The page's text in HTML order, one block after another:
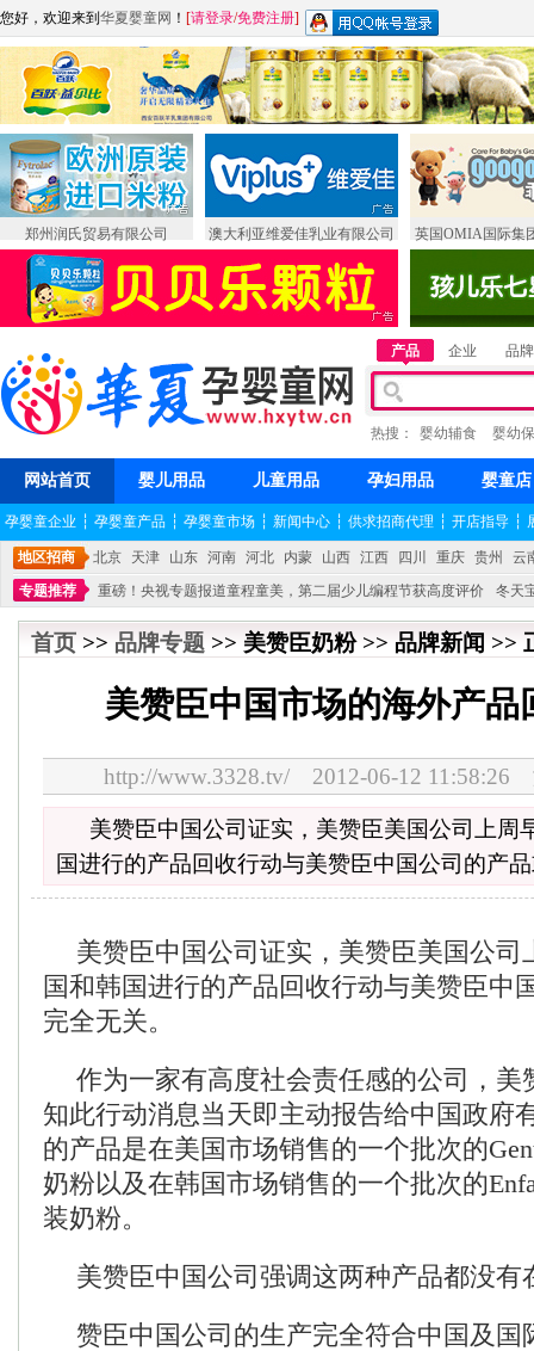
您好，欢迎来到 华夏婴童网 ！ [请登录/免费注册]
郑州润氏贸易有限公司 澳大利亚维爱佳乳业有限公司 英国OMIA国际集
产品 企业 品牌
热搜： 婴幼辅食 婴幼
网站首页 婴儿用品 儿童用品 孕妇用品 婴童店
孕婴童企业 ┆ 孕婴童产品 ┆ 孕婴童市场 ┆ 新闻中心 ┆ 供求招商代理 ┆ 开店指导 ┆
地区招商 北京 天津 山东 河南 河北 内蒙 山西 江西 四川 重庆 贵州
云
专题推荐
重磅！央视专题报道童程童美，第二届少儿编程节获高度评价
冬天
不能再单纯地销售产品,而要向增强服务转型,毕竟母婴产品比较特殊。”
妇幼广场
首页 >> 品牌专题 >> 美赞臣奶粉 >> 品牌新闻 >>
美赞臣中国市场的海外产品
http://www.3328.tv/ 2012-06-12 11:58:26
美赞臣中国公司证实，美赞臣美国公司上周
国进行的产品回收行动与美赞臣中国公司的产
美赞臣中国公司证实，美赞臣美国公司
国和韩国进行的产品回收行动与美赞臣中
完全无关。
作为一家有高度社会责任感的公司，美
知此行动消息当天即主动报告给中国政府
的产品是在美国市场销售的一个批次的
奶粉以及在韩国市场销售的一个批次的
装奶粉。
美赞臣中国公司强调这两种产品都没有
赞臣中国公司的生产完全符合中国及国